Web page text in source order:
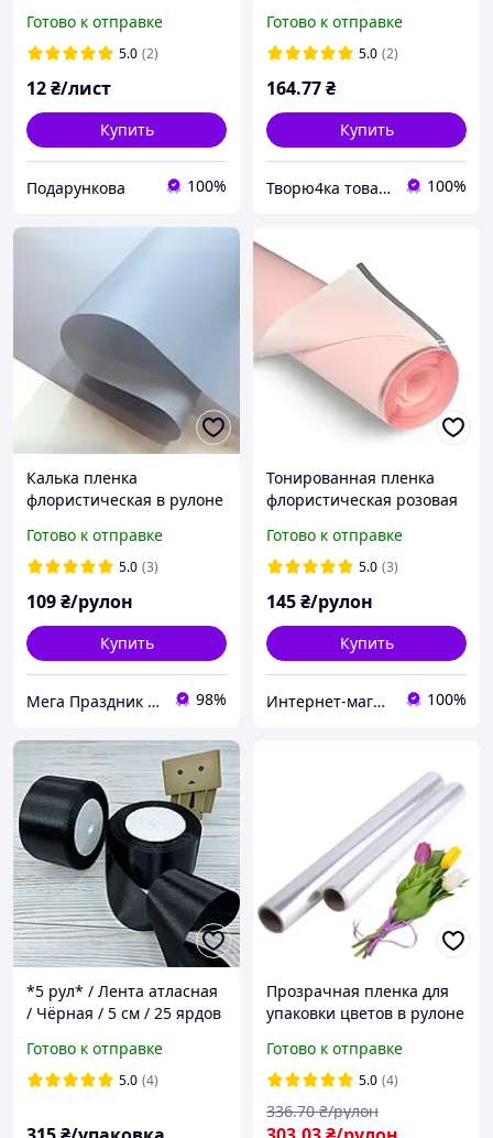
Готово к отправке
5.0 (2)
12₴/лист
Купить
Подарункова 100%
полупрозрачная, 56х56
см, белая (20 листов)
Готово к отправке
5.0 (2)
164.77₴
Купить
Творю4ка товары для упаковки и декора 100%
Калька пленка
флористическая в рулоне
однотонная 65-70см*8-9
м
Готово к отправке
5.0 (3)
109₴/рулон
Купить
Мега Праздник – магазин аксессуаров для праздника и все для оформления воздушными шарами ОПТ. 98%
Тонированная пленка
флористическая розовая
Готово к отправке
5.0 (3)
145₴/рулон
Купить
Интернет-магазин "Flora Stuff & Decor" 100%
*5 рул* / Лента атласная
/ Чёрная / 5 см / 25 ярдов
Готово к отправке
5.0 (4)
Прозрачная пленка для
упаковки цветов в рулоне
флористическая упаковка
Готово к отправке
5.0 (4)
336.70 ₴/рулон